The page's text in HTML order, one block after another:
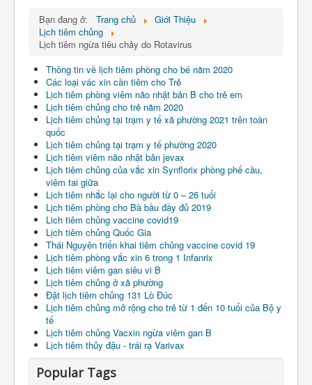
Bạn đang ở: Trang chủ
Giới Thiệu
Lịch tiêm chủng
Lịch tiêm ngừa tiêu chảy do Rotavirus
Thông tin về lịch tiêm phòng cho bé năm 2020
Các loại vác xin cần tiêm cho Trẻ
Lịch tiêm phòng viêm não nhật bản B cho trẻ em
Lịch tiêm chủng cho trẻ năm 2020
Lịch tiêm chủng tại trạm y tế xã phường 2021 trên toàn
quốc
Lịch tiêm chủng tại trạm y tế phường 2020
Lịch tiêm viêm não nhật bản jevax
Lịch tiêm chủng của vắc xin Synflorix phòng phế cầu,
viêm tai giữa
Lịch tiêm nhắc lại cho người từ 0 – 26 tuổi
Lịch tiêm phòng cho Bà bầu đầy đủ 2019
Lich tiêm chủng vaccine covid19
Lịch tiêm chủng Quốc Gia
Thái Nguyên triển khai tiêm chủng vaccine covid 19
Lịch tiêm phòng vắc xin 6 trong 1 Infanrix
Lịch tiêm viêm gan siêu vi B
Lịch tiêm chủng ở xã phường
Đặt lịch tiêm chủng 131 Lò Đúc
Lịch tiêm chủng mở rộng cho trẻ từ 1 đến 10 tuổi của Bộ y
tế
Lịch tiêm chủng Vacxin ngừa viêm gan B
Lịch tiêm thủy đậu - trái rạ Varivax
Popular Tags